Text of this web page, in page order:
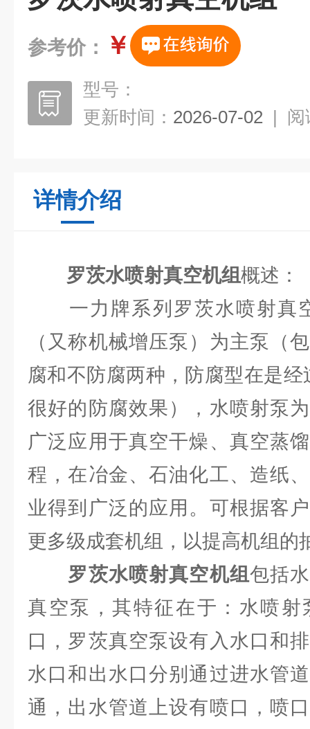
参考价： ￥
型号：
更新时间： 2026-07-02 | 阅
详情介绍
罗茨水喷射真空机组概述：
一力牌系列罗茨水喷射真
（又称机械增压泵）为主泵（
腐和不防腐两种，防腐型在是
很好的防腐效果），水喷射泵
广泛应用于真空干燥、真空蒸
程，在冶金、石油化工、造纸
业得到广泛的应用。可根据客
更多级成套机组，以提高机组的
罗茨水喷射真空机组包括
真空泵，其特征在于：水喷射
口，罗茨真空泵设有入水口和
水口和出水口分别通过进水管
通，出水管道上设有喷口，喷